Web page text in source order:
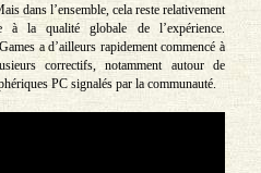
dans l’ensemble, cela reste relativement
à la qualité globale de l’expérience.
a d’ailleurs rapidement commencé à
correctifs, notamment autour de
PC signalés par la communauté.